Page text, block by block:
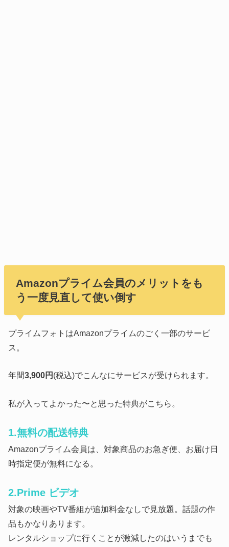
Amazonプライム会員のメリットをも
う一度見直して使い倒す
プライムフォトはAmazonプライムのごく一部のサービ
ス。
年間3,900円 (税込)でこんなにサービスが受けられます。
私が入ってよかった〜と思った特典がこちら。
1.無料の配送特典
Amazonプライム会員は、対象商品のお急ぎ便、お届け日
時指定便が無料になる。
2.Prime ビデオ
対象の映画やTV番組が追加料金なしで見放題。話題の作
品もかなりあります。
レンタルショップに行くことが激減したのはいうまでも